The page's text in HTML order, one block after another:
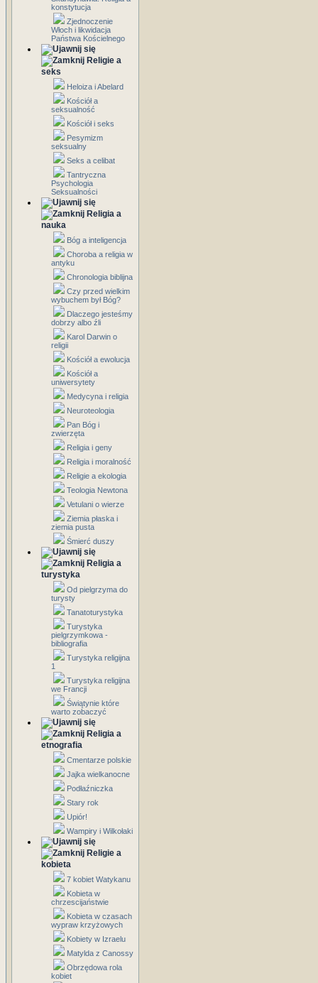
konstytucja
Zjednoczenie
Włoch i likwidacja
Państwa Kościelnego
Religie a
seks
Heloiza i Abelard
Kościół a
seksualność
Kościół i seks
Pesymizm
seksualny
Seks a celibat
Tantryczna
Psychologia
Seksualności
Religia a
nauka
Bóg a inteligencja
Choroba a religia w
antyku
Chronologia biblijna
Czy przed wielkim
wybuchem był Bóg?
Dlaczego jesteśmy
dobrzy albo źli
Karol Darwin o
religii
Kościół a ewolucja
Kościół a
uniwersytety
Medycyna i religia
Neuroteologia
Pan Bóg i
zwierzęta
Religia i geny
Religia i moralność
Religie a ekologia
Teologia Newtona
Vetulani o wierze
Ziemia płaska i
ziemia pusta
Śmierć duszy
Religia a
turystyka
Od pielgrzyma do
turysty
Tanatoturystyka
Turystyka
pielgrzymkowa -
bibliografia
Turystyka religijna
1
Turystyka religijna
we Francji
Świątynie które
warto zobaczyć
Religia a
etnografia
Cmentarze polskie
Jajka wielkanocne
Podłaźniczka
Stary rok
Upiór!
Wampiry i Wilkołaki
Religie a
kobieta
7 kobiet Watykanu
Kobieta w
chrzescijaństwie
Kobieta w czasach
wypraw krzyżowych
Kobiety w Izraelu
Matylda z Canossy
Obrzędowa rola
kobiet